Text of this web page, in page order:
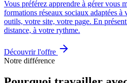
Vous préférez apprendre à gérer vous
formations réseaux sociaux adaptées
outils, votre site, votre page. En
distance, à votre rythme.
Découvrir l'offre
Notre différence